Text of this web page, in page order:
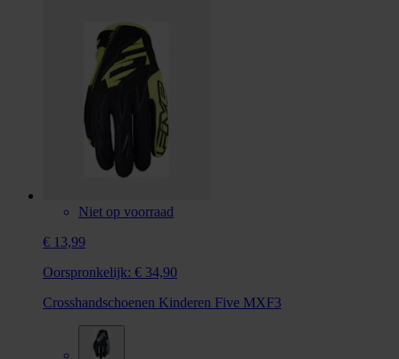
Niet op voorraad
€ 13,99
Oorspronkelijk: € 34,90
Crosshandschoenen Kinderen Five MXF3